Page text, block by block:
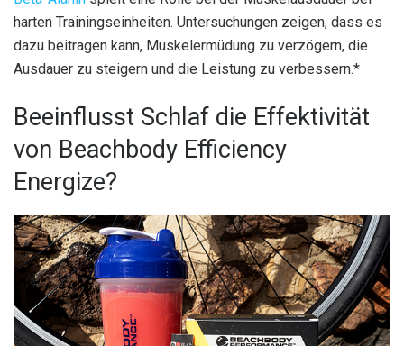
harten Trainingseinheiten. Untersuchungen zeigen, dass es
dazu beitragen kann, Muskelermüdung zu verzögern, die
Ausdauer zu steigern und die Leistung zu verbessern.*
Beeinflusst Schlaf die Effektivität
von Beachbody Efficiency
Energize?